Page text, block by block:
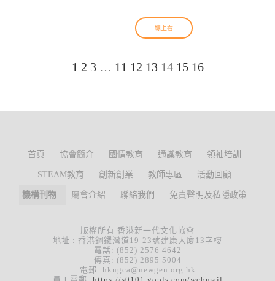
線上看
1 2 3 … 11 12 13 14 15 16
首頁 協會簡介 國情教育 通識教育 領袖培訓
STEAM教育 創新創業 教師專區 活動回顧
機構刊物 屬會介紹 聯絡我們 免責聲明及私隱政策
版權所有 香港新一代文化協會
地址 : 香港銅鑼灣道19-23號建康大廈13字樓
電話: (852) 2576 4642
傳真: (852) 2895 5004
電郵: hkngca@newgen.org.hk